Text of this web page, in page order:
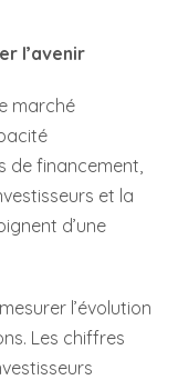
l’avenir
marché
de financement,
et la
d’une
l’évolution
Les chiffres